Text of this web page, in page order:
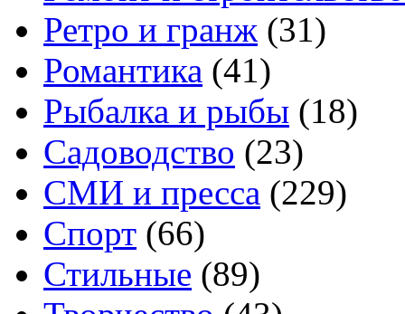
Ретро и гранж (31)
Романтика (41)
Рыбалка и рыбы (18)
Садоводство (23)
СМИ и пресса (229)
Спорт (66)
Стильные (89)